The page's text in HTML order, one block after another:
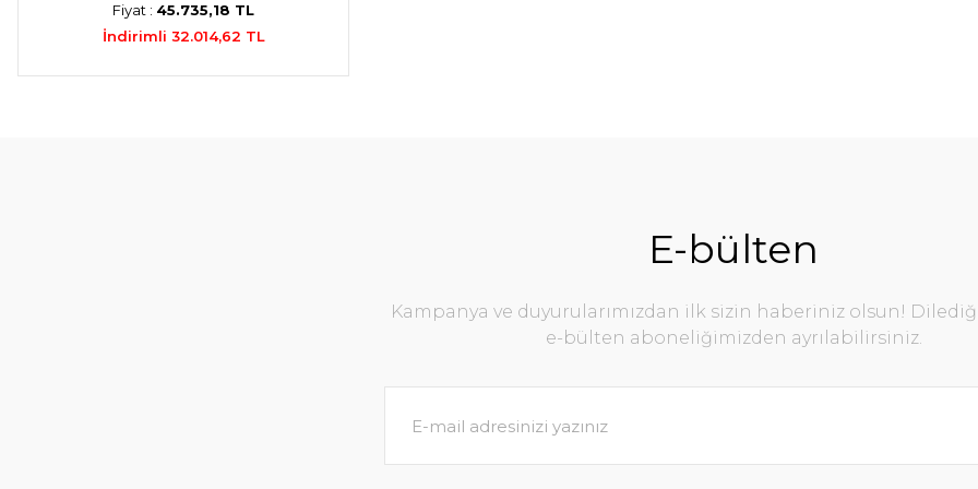
Fiyat : 45.735,18 TL
İndirimli 32.014,62 TL
E-bülten
Kampanya ve duyurularımızdan ilk sizin haberiniz olsun!
e-bülten aboneliğimizden ayrılabilirsiniz.